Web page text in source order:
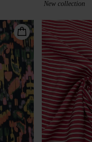
New collection